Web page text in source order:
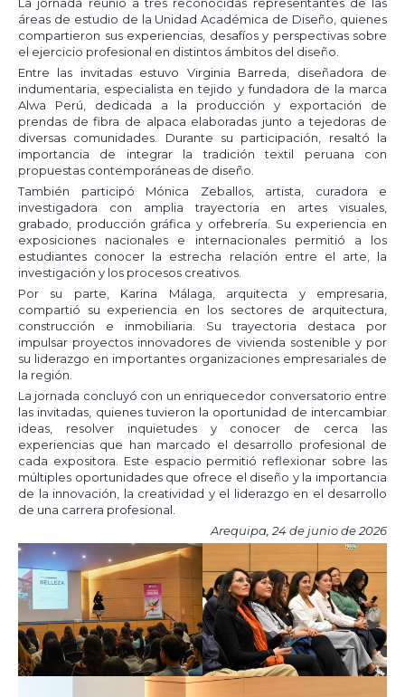
La jornada reunió a tres reconocidas representantes de las
áreas de estudio de la Unidad Académica de Diseño, quienes
compartieron sus experiencias, desafíos y perspectivas sobre
el ejercicio profesional en distintos ámbitos del diseño.
Entre las invitadas estuvo Virginia Barreda, diseñadora de
indumentaria, especialista en tejido y fundadora de la marca
Alwa Perú, dedicada a la producción y exportación de
prendas de fibra de alpaca elaboradas junto a tejedoras de
diversas comunidades. Durante su participación, resaltó la
importancia de integrar la tradición textil peruana con
propuestas contemporáneas de diseño.
También participó Mónica Zeballos, artista, curadora e
investigadora con amplia trayectoria en artes visuales,
grabado, producción gráfica y orfebrería. Su experiencia en
exposiciones nacionales e internacionales permitió a los
estudiantes conocer la estrecha relación entre el arte, la
investigación y los procesos creativos.
Por su parte, Karina Málaga, arquitecta y empresaria,
compartió su experiencia en los sectores de arquitectura,
construcción e inmobiliaria. Su trayectoria destaca por
impulsar proyectos innovadores de vivienda sostenible y por
su liderazgo en importantes organizaciones empresariales de
la región.
La jornada concluyó con un enriquecedor conversatorio entre
las invitadas, quienes tuvieron la oportunidad de intercambiar
ideas, resolver inquietudes y conocer de cerca las
experiencias que han marcado el desarrollo profesional de
cada expositora. Este espacio permitió reflexionar sobre las
múltiples oportunidades que ofrece el diseño y la importancia
de la innovación, la creatividad y el liderazgo en el desarrollo
de una carrera profesional.
Arequipa, 24 de junio de 2026